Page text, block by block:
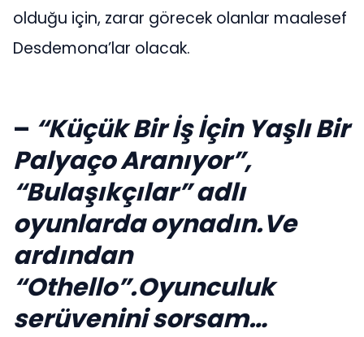
olduğu için, zarar görecek olanlar maalesef
Desdemona’lar olacak.
– “Küçük Bir İş İçin Yaşlı Bir
Palyaço Aranıyor”,
“Bulaşıkçılar” adlı
oyunlarda oynadın.Ve
ardından
“Othello”.Oyunculuk
serüvenini sorsam…